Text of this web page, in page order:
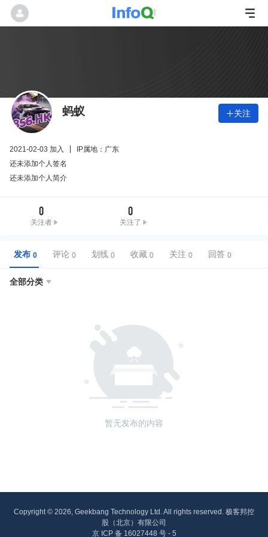
蚂蚁 关注
2021-02-03 加入
IP属地：广东
还未添加个人签名
还未添加个人简介
0
关注者
0
关注了
发布 评论 划线 收藏 关注 回答
全部分类 
暂无发布的内容
Copyright © 2026, Geekbang Technology Ltd. All rights reserved. 极客邦控
股（北京）有限公司
京 ICP 备 16027448 号 - 5